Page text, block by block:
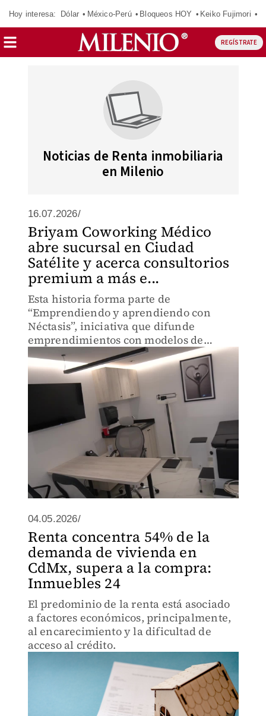
Hoy interesa: Dólar México-Perú Bloqueos HOY Keiko Fujimori
REGÍSTRATE
Noticias de Renta inmobiliaria
en Milenio
16.07.2026/
Briyam Coworking Médico
abre sucursal en Ciudad
Satélite y acerca consultorios
premium a más e...
Esta historia forma parte de
“Emprendiendo y aprendiendo con
Néctasis”, iniciativa que difunde
emprendimientos con modelos de
negocio innovadores
04.05.2026/
Renta concentra 54% de la
demanda de vivienda en
CdMx, supera a la compra:
Inmuebles 24
El predominio de la renta está asociado
a factores económicos, principalmente,
al encarecimiento y la dificultad de
acceso al crédito.